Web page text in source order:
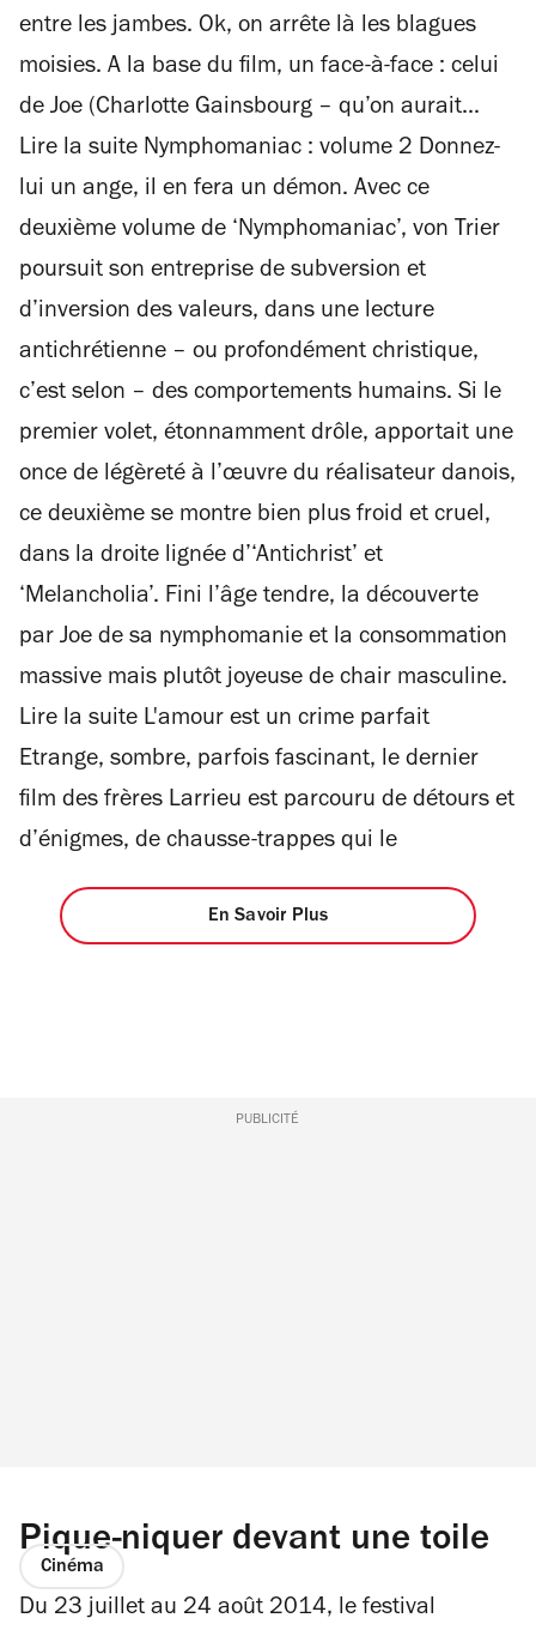
entre les jambes. Ok, on arrête là les blagues
moisies. A la base du film, un face-à-face : celui
de Joe (Charlotte Gainsbourg – qu’on aurait...
Lire la suite Nymphomaniac : volume 2 Donnez-
lui un ange, il en fera un démon. Avec ce
deuxième volume de ‘Nymphomaniac’, von Trier
poursuit son entreprise de subversion et
d’inversion des valeurs, dans une lecture
antichrétienne – ou profondément christique,
c’est selon – des comportements humains. Si le
premier volet, étonnamment drôle, apportait une
once de légèreté à l’œuvre du réalisateur danois,
ce deuxième se montre bien plus froid et cruel,
dans la droite lignée d’‘Antichrist’ et
‘Melancholia’. Fini l’âge tendre, la découverte
par Joe de sa nymphomanie et la consommation
massive mais plutôt joyeuse de chair masculine.
Lire la suite L'amour est un crime parfait
Etrange, sombre, parfois fascinant, le dernier
film des frères Larrieu est parcouru de détours et
d’énigmes, de chausse-trappes qui le
En Savoir Plus
PUBLICITÉ
Pique-niquer devant une toile
Cinéma
Du 23 juillet au 24 août 2014, le festival